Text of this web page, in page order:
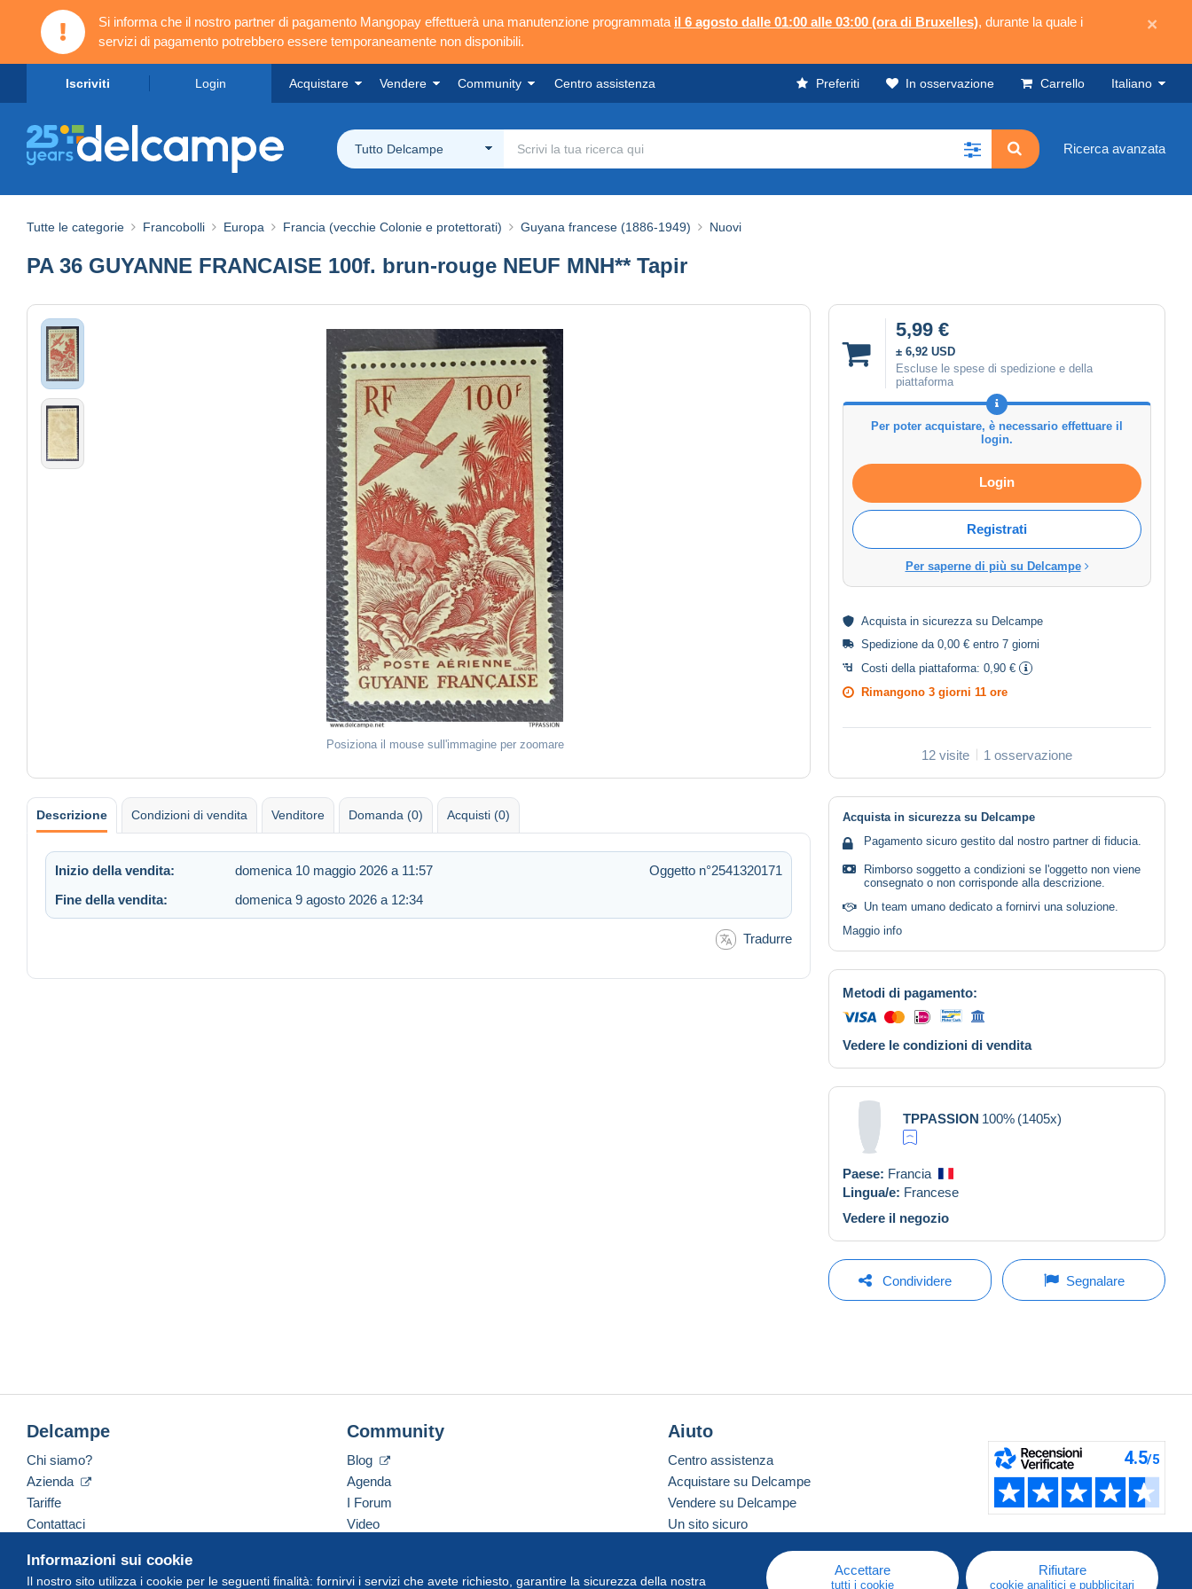
Si informa che il nostro partner di pagamento Mangopay effettuerà una manutenzione programmata il 6 agosto dalle 01:00 alle 03:00 (ora di Bruxelles), durante la quale i
servizi di pagamento potrebbero essere temporaneamente non disponibili.
×
Iscriviti Login Acquistare Vendere Community Centro assistenza Preferiti In osservazione Carrello Italiano
Tutto Delcampe Ricerca avanzata
Tutte le categorie Francobolli Europa Francia (vecchie Colonie e protettorati) Guyana francese (1886-1949) Nuovi
PA 36 GUYANNE FRANCAISE 100f. brun-rouge NEUF MNH** Tapir
Posiziona il mouse sull'immagine per zoomare
5,99 €
± 6,92 USD
Escluse le spese di spedizione e della
piattaforma
Per poter acquistare, è necessario effettuare il
login.
Login
Registrati
Per saperne di più su Delcampe
Acquista in sicurezza su Delcampe
Spedizione da 0,00 € entro 7 giorni
Costi della piattaforma: 0,90 €
Rimangono 3 giorni 11 ore
12 visite 1 osservazione
Descrizione Condizioni di vendita Venditore Domanda (0) Acquisti (0)
Inizio della vendita: domenica 10 maggio 2026 a 11:57
Oggetto n°2541320171
Fine della vendita:
domenica 9 agosto 2026 a 12:34
Tradurre
Acquista in sicurezza su Delcampe
Pagamento sicuro gestito dal nostro partner di fiducia.
Rimborso soggetto a condizioni se l'oggetto non viene
consegnato o non corrisponde alla descrizione.
Un team umano dedicato a fornirvi una soluzione.
Maggio info
Metodi di pagamento:
Vedere le condizioni di vendita
TPPASSION 100% (1405x)
Paese: Francia
Lingua/e: Francese
Vedere il negozio
Condividere Segnalare
Informazioni sui cookie
Il nostro sito utilizza i cookie per le seguenti finalità: fornirvi i servizi che avete richiesto, garantire la sicurezza della nostra
Accettare
tutti i cookie
Rifiutare
cookie analitici e pubblicitari
Delcampe
Chi siamo?
Azienda
Tariffe
Contattaci
Community
Blog
Agenda
I Forum
Video
Aiuto
Centro assistenza
Acquistare su Delcampe
Vendere su Delcampe
Un sito sicuro